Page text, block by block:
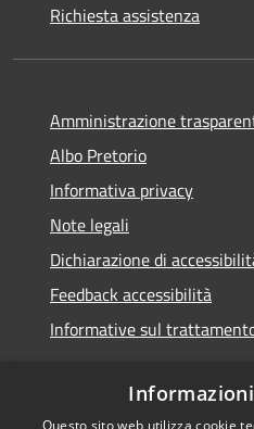
Richiesta assistenza
Amministrazione
Albo Pretorio
Informativa privacy
Note legali
Dichiarazione di
Feedback accessibilità
Informative sul
Questo sito web utilizza cookie